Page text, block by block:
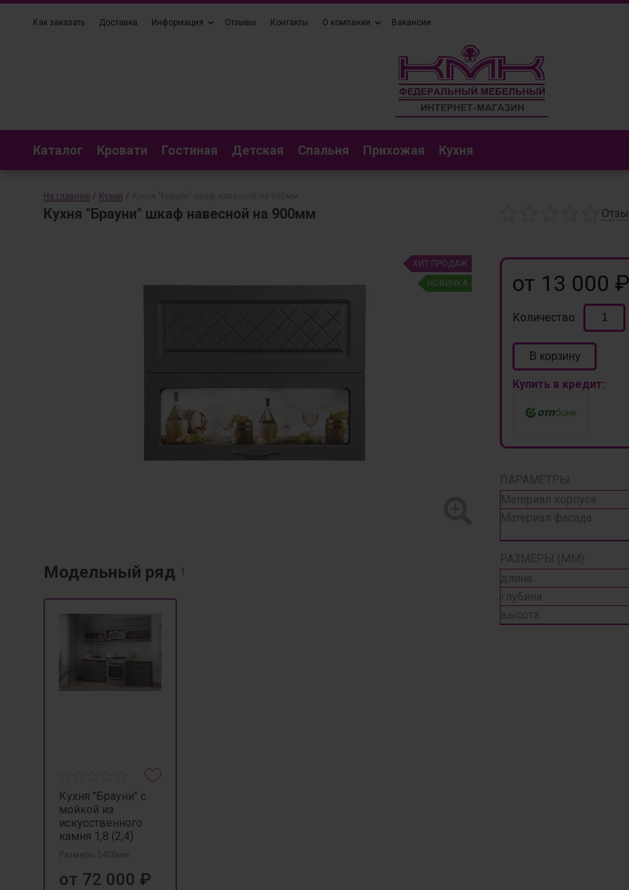
Как заказать Доставка Информация Отзывы Контакты О компании Вакансии
Каталог Кровати Гостиная Детская Спальня Прихожая Кухня
На главную / Кухни /
Кухня "Брауни" шкаф навесной на 900мм
ХИТ ПРОДАЖ
НОВИНКА
от 13 000 ₽
Количество:
В корзину
Купить в кредит:
ПАРАМЕТРЫ:
Материал корпуса
Материал фасада
РАЗМЕРЫ (ММ):
длина
глубина
высота
Модельный ряд
Кухня "Брауни" с
мойкой из
искусственного
камня 1,8 (2,4)
Размеры 2400мм
от 72 000 ₽